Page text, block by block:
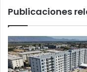
los
Publicaciones